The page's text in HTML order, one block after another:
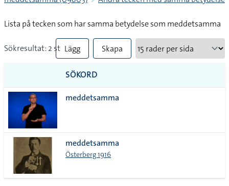
Lista på tecken som har samma betydelse som meddetsamma
Sökresultat: 2 st Lägg
till
alla i
Skapa
SÖKORD
meddetsamma
meddetsamma
Österberg 1916